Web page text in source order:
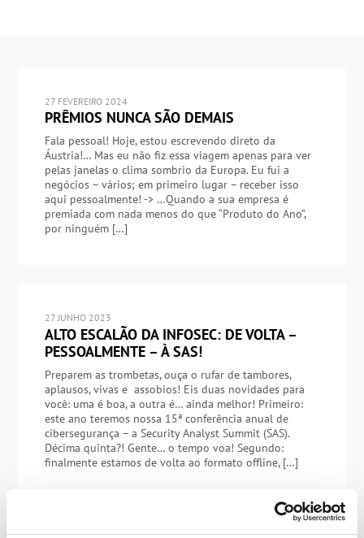
27 FEVEREIRO 2024
PRÊMIOS NUNCA SÃO DEMAIS
Fala pessoal! Hoje, estou escrevendo direto da
Áustria!… Mas eu não fiz essa viagem apenas para ver
pelas janelas o clima sombrio da Europa. Eu fui a
negócios – vários; em primeiro lugar – receber isso
aqui pessoalmente! -> …Quando a sua empresa é
premiada com nada menos do que “Produto do Ano”,
por ninguém […]
27 JUNHO 2023
ALTO ESCALÃO DA INFOSEC: DE VOLTA –
PESSOALMENTE – À SAS!
Preparem as trombetas, ouça o rufar de tambores,
aplausos, vivas e assobios! Eis duas novidades para
você: uma é boa, a outra é… ainda melhor! Primeiro:
este ano teremos nossa 15ª conferência anual de
cibersegurança – a Security Analyst Summit (SAS).
Décima quinta?! Gente… o tempo voa! Segundo:
finalmente estamos de volta ao formato offline, […]